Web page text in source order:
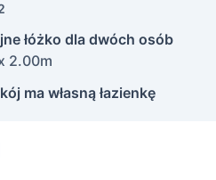
łóżko dla dwóch osób
2.00m
ma własną łazienkę